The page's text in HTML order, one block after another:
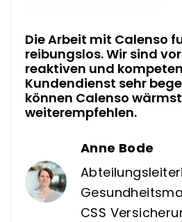
Die Arbeit mit Calenso
reibungslos. Wir sind
reaktiven und
Kundendienst sehr
können Calenso
weiterempfehlen.
Anne Bode
CSS